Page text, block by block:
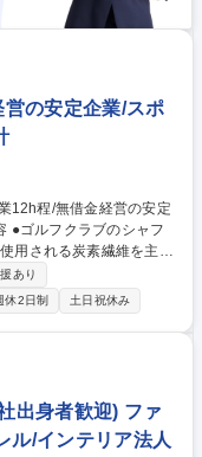
営の安定企業/スポ
用される炭素繊維を主体
内システムのヘルプデス
関連の備品管理・設備管
ム関連の営業サポート・
理業務を通じて総合的な
なく管理部門全般のスキ
】
品の素材開発メーカ
あり
休2日制 土日祝休み
出身者歓迎) ファ
ル/インテリア法人